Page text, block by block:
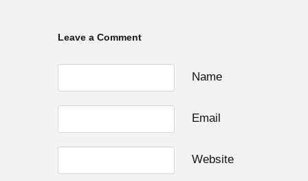
Leave a Comment
Name
Email
Website